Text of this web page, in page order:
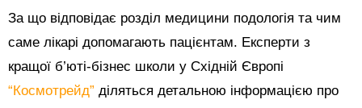
За що відповідає розділ медицини подологія та чим
саме лікарі допомагають пацієнтам. Експерти з
кращої б’юті-бізнес школи у Східній Європі
“Космотрейд” діляться детальною інформацією про